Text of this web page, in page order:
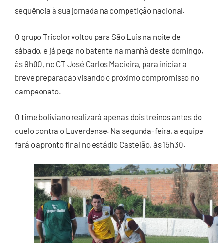
sequência à sua jornada na competição nacional.
O grupo Tricolor voltou para São Luís na noite de
sábado, e já pega no batente na manhã deste domingo,
às 9h00, no CT José Carlos Macieira, para iniciar a
breve preparação visando o próximo compromisso no
campeonato.
O time boliviano realizará apenas dois treinos antes do
duelo contra o Luverdense. Na segunda-feira, a equipe
fará o apronto final no estádio Castelão, às 15h30.